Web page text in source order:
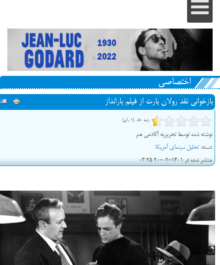
اختصاصی
بازخوانی نقد رولان بارت از فیلم بارانداز
رتبه 0.50 (1 رای)
نوشته شده توسط تحریریه آکادمی هنر
دسته: تحلیل سینمای آمریکا
منتشر شده در 1401-02-20 03:25